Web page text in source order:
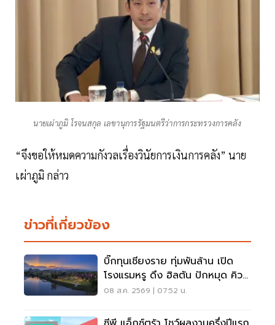
นายเผ่าภูมิ โรจนสกุล เลขานุการรัฐมนตรีว่าการกระทรวงการคลัง
“จึงขอให้หมดความกังวลเรื่องวินัยการเงินการคลัง” นาย
เผ่าภูมิ กล่าว
ข่าวที่เกี่ยวข้อง
บิ๊กทุนเชียงราย ทุ่มพันล้าน เปิด
โรงแรมหรู ดึง ฮิลตัน ปักหมุด คิวริ
โอ แห่งแรกในภาคเหนือ
08 ส.ค. 2569 | 07:52 น.